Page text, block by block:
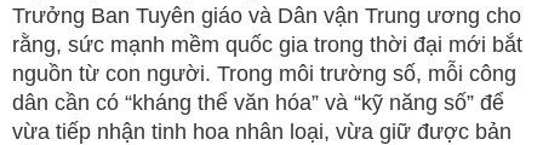
Trưởng Ban Tuyên giáo và Dân vận Trung ương cho
rằng, sức mạnh mềm quốc gia trong thời đại mới bắt
nguồn từ con người. Trong môi trường số, mỗi công
dân cần có “kháng thể văn hóa” và “kỹ năng số” để
vừa tiếp nhận tinh hoa nhân loại, vừa giữ được bản